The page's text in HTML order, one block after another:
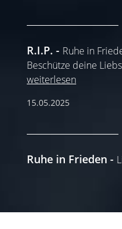
R.I.P.
Ruhe in
Beschütze deine
weiterlesen
15.05.2025
Ruhe in Frieden
15.05.2025